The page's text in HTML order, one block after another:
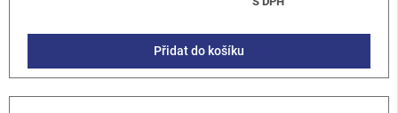
Přidat do košíku